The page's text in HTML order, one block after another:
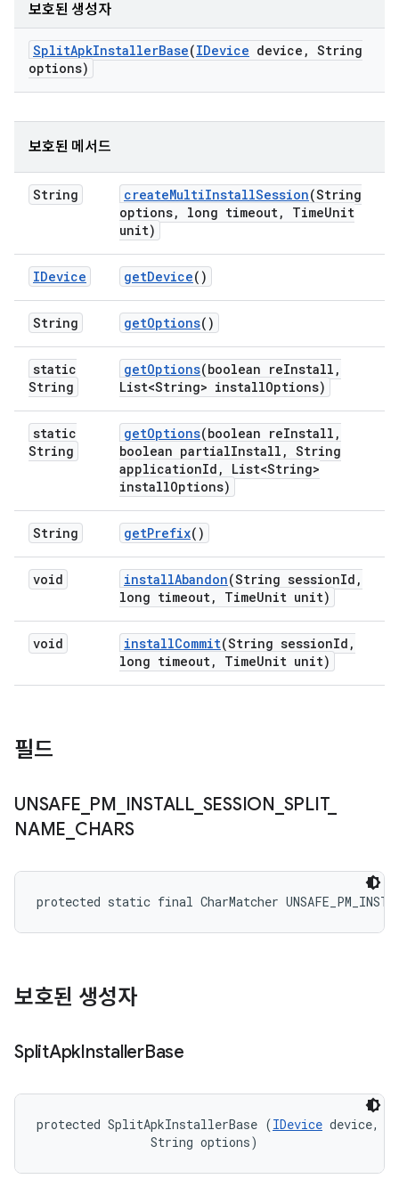
보호된 생성자
SplitApkInstallerBase(IDevice device , String
options)
보호된 메서드
String createMultiInstallSession(String
options, long timeout, TimeUnit
unit)
IDevice getDevice()
String getOptions()
static
String
getOptions(boolean reInstall ,
List<String> installOptions)
static
String
getOptions(boolean reInstall ,
boolean partialInstall , String
applicationId ,
List<String>
installOptions)
String getPrefix()
void installAbandon(String sessionId ,
long timeout, TimeUnit unit)
void installCommit(String sessionId ,
long timeout, TimeUnit unit)
필드
UNSAFE PM INSTALL_ SESSION SPLIT_
NAME CHARS
protected static final CharMatcher
보호된 생성자
SplitApkInstallerBase
protected SplitApkInstallerBase (IDevice device,
                String options)